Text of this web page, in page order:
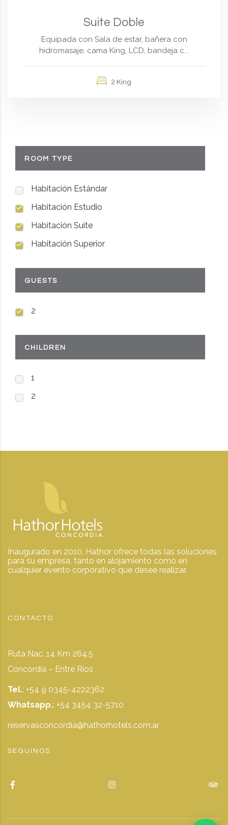
Suite Doble
Equipada con Sala de estar, bañera con
hidromasaje, cama King, LCD, bandeja c...
2 King
ROOM TYPE
Habitación Estándar
Habitación Estudio
Habitación Suite
Habitación Superior
GUESTS
2
CHILDREN
1
2
Inaugurado en 2010, Hathor ofrece todas las soluciones
para su empresa, tanto en alojamiento como en
cualquier evento corporativo que desee realizar.
CONTACTO
Ruta Nac. 14 Km 264.5
Concordia – Entre Ríos
Tel.: +54 9 0345-4222362
Whatsapp.: +54 3454 32-5710
reservasconcordia@hathorhotels.com.ar
SEGUINOS